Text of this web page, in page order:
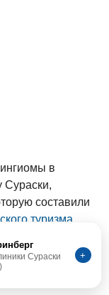
в
Сураски,
составили
туризма
которая
самые
приезда,
Сураски
+